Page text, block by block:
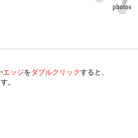
photos
エッジをダブルクリックすると、
。